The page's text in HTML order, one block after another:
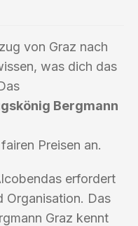
von Graz nach
was dich das
Bergmann
Preisen an.
erfordert
Organisation. Das
Graz kennt